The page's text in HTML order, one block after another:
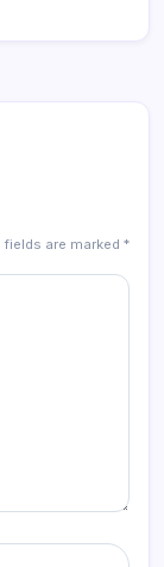
fields are marked *